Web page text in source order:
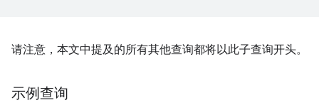
请注意，本文中提及的所有其他查询都将以此子查询开头。
示例查询